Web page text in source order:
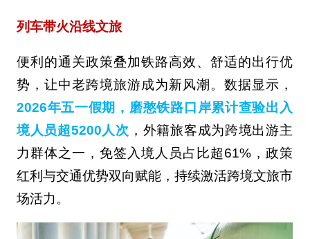
列车带火沿线文旅
便利的通关政策叠加铁路高效、舒适的出行优
势，让中老跨境旅游成为新风潮。数据显示，
2026年五一假期，磨憨铁路口岸累计查验出入
境人员超5200人次 ，外籍旅客成为跨境出游主
力群体之一，免签入境人员占比超61%，政策
红利与交通优势双向赋能，持续激活跨境文旅市
场活力。